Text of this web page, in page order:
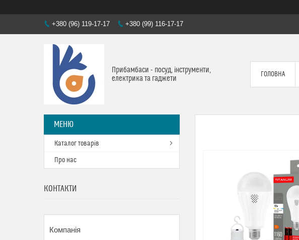
+380 (96) 119-17-17 +380 (99) 116-17-17
Прибамбаси - посуд, інструменти,
електрика та гаджети
ГОЛОВНА
Каталог товарів
Про нас
КОНТАКТИ